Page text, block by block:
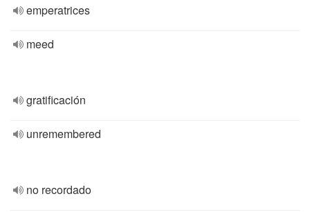
emperatrices
meed
gratificación
unremembered
no recordado